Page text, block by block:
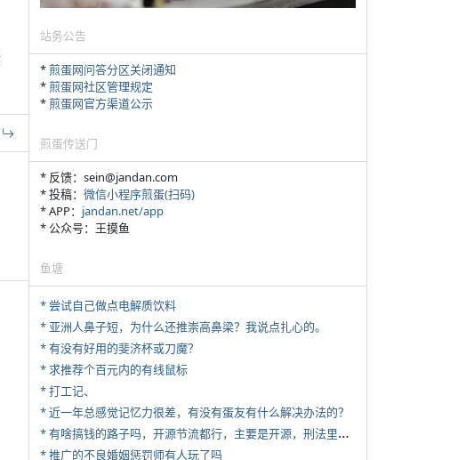
站务公告
*煎蛋网问答分区关闭通知
*煎蛋网社区管理规定
*煎蛋网官方渠道公示
煎蛋传送门
* 反馈：sein@jandan.com
* 投稿： 微信小程序煎蛋(扫码)
* APP： jandan.net/app
* 公众号：王摸鱼
鱼塘
* 尝试自己做点电解质饮料
* 亚洲人鼻子短，为什么还推崇高鼻梁？我说点扎心的。
* 有没有好用的斐济杯或刀魔？
* 求推荐个百元内的有线鼠标
* 打工记、
* 近一年总感觉记忆力很差，有没有蛋友有什么解决办法的？
*
有啥搞钱的路子吗，开源节流都行，主要是开源，刑法里的咱不做
* 推广的不良婚姻惩罚师有人玩了吗